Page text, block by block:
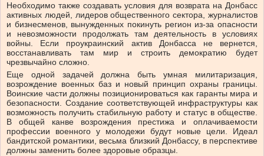
Необходимо также создавать условия для возврата на Донбасс
активных людей, лидеров общественного сектора, журналистов
и бизнесменов, вынужденных покинуть регион из-за опасности
и невозможности продолжать там деятельность в условиях
войны. Если проукраинский актив Донбасса не вернется,
восстанавливать там мир и строить демократию будет
чрезвычайно сложно.
Еще одной задачей должна быть умная милитаризация,
возрождение военных баз и новый принцип охраны границы.
Воинские части должны позиционироваться как гаранты мира и
безопасности. Создание соответствующей инфраструктуры как
возможность получить стабильную работу и статус в обществе.
В общей канве возрождения престижа и оплачиваемости
профессии военного у молодежи будут новые цели. Идеал
бандитской романтики, весьма близкий Донбассу, в перспективе
должны заменить более здоровые образцы.